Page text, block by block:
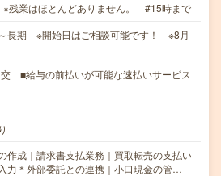
残業はほとんどありません。 #15時まで
～長期 ※開始日はご相談可能です！ ※8月
■給与の前払いが可能な速払いサービス
作成｜請求書支払業務｜買取転売の支払い
力＊外部委託との連携｜小口現金の管…